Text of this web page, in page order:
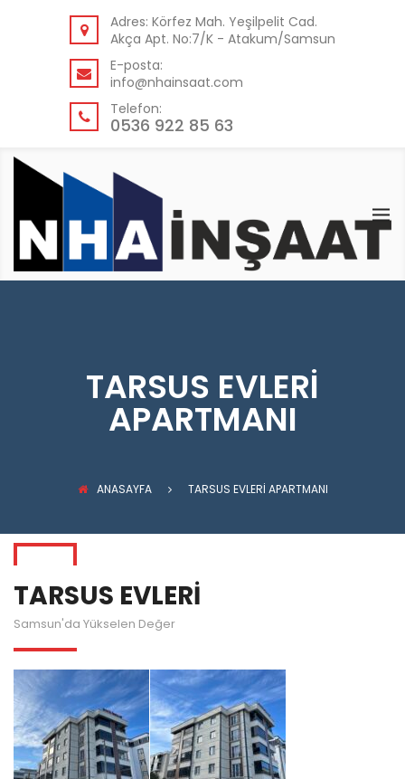
Adres: Körfez Mah. Yeşilpelit Cad.
Akça Apt. No:7/K - Atakum/Samsun
E-posta:
info@nhainsaat.com
Telefon:
0536 922 85 63
TARSUS EVLERİ
APARTMANI
ANASAYFA TARSUS EVLERİ APARTMANI
TARSUS EVLERİ
Samsun'da Yükselen Değer
HAKKIMIZDA
NEDEN BIZ?